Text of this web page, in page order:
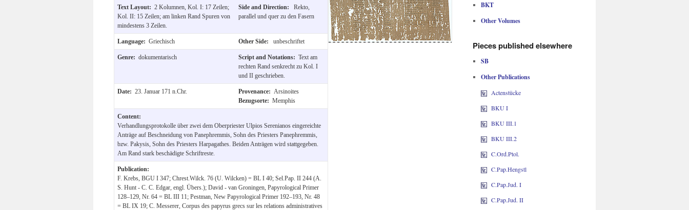
Text Layout: 2 Kolumnen, Kol. I: 17 Zeilen;
Kol. II: 15 Zeilen; am linken Rand Spuren von
mindestens 3 Zeilen.
Side and Direction:
Rekto,
parallel und quer zu den Fasern
Language: Griechisch Other Side: unbeschriftet
Genre: dokumentarisch Script and Notations: Text am
rechten Rand senkrecht zu Kol. I
und II geschrieben.
Date: 23. Januar 171 n.Chr. Provenance: Arsinoites
Bezugsorte: Memphis
Content:
Verhandlungsprotokolle über zwei dem Oberpriester Ulpios Serenianos eingereichte
Anträge auf Beschneidung von Panephremmis, Sohn des Priesters Panephremmis,
bzw. Pakysis, Sohn des Priesters Harpagathes. Beiden Anträgen wird stattgegeben.
Am Rand stark beschädigte Schriftreste.
Publication:
F. Krebs, BGU I 347; Chrest.Wilck. 76 (U. Wilcken) = BL I 40; Sel.Pap. II 244 (A.
S. Hunt - C. C. Edgar, engl. Übers.); David - van Groningen, Papyrological Primer
128–129, Nr. 64 = BL III 11; Pestman, New Papyrological Primer 192–193, Nr. 48
= BL IX 19; C. Messerer, Corpus des papyrus grecs sur les relations administratives
BKT
Other Volumes
Pieces published elsewhere
SB
Other Publications
Actenstücke
BKU I
BKU III.1
BKU III.2
C.Ord.Ptol.
C.Pap.Hengstl
C.Pap.Jud. I
C.Pap.Jud. II